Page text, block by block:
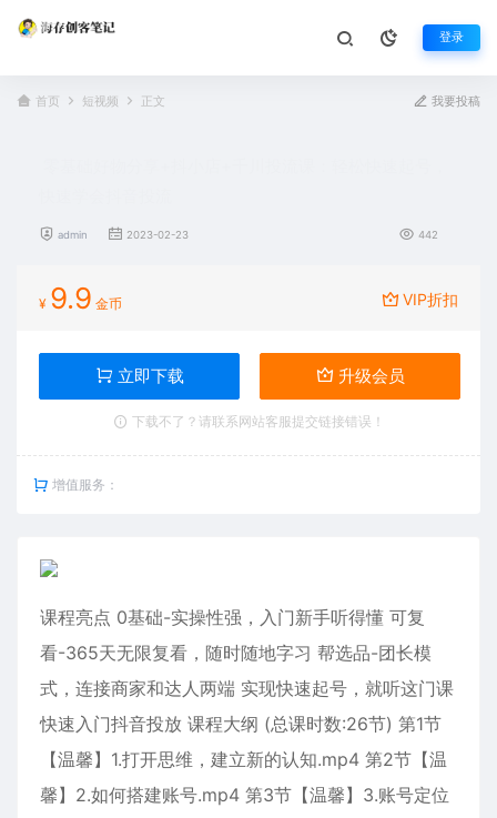
登录
首页 短视频 正文 我要投稿
admin 2023-02-23 442
¥ 9.9 金币 VIP折扣
立即下载 升级会员
下载不了？请联系网站客服提交链接错误！
增值服务：
课程亮点 0基础-实操性强，入门新手听得懂 可复
看-365天无限复看，随时随地字习 帮选品-团长模
式，连接商家和达人两端 实现快速起号，就听这门课
快速入门抖音投放 课程大纲 (总课时数:26节) 第1节
【温馨】1.打开思维，建立新的认知.mp4 第2节【温
馨】2.如何搭建账号.mp4 第3节【温馨】3.账号定位